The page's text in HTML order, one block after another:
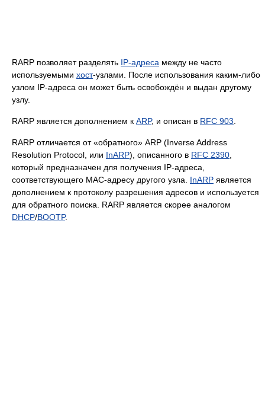
RARP позволяет разделять IP-адреса между не часто
используемыми хост-узлами. После использования каким-либо
узлом IP-адреса он может быть освобождён и выдан другому
узлу.
RARP является дополнением к ARP, и описан в RFC 903
RARP отличается от «обратного» ARP (Inverse Address
Resolution Protocol, или InARP), описанного в RFC 2390
который предназначен для получения IP-адреса,
соответствующего MAC-адресу другого узла. InARP является
дополнением к протоколу разрешения адресов и используется
для обратного поиска. RARP является скорее аналогом
DHCP/BOOTP.